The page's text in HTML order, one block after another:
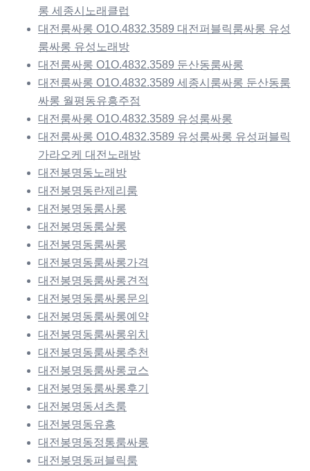
롱 세종시노래클럽
대전룸싸롱 O1O.4832.3589 대전퍼블릭룸싸롱 유성
룸싸롱 유성노래방
대전룸싸롱 O1O.4832.3589 둔산동룸싸롱
대전룸싸롱 O1O.4832.3589 세종시룸싸롱 둔산동룸
싸롱 월평동유흥주점
대전룸싸롱 O1O.4832.3589 유성룸싸롱
대전룸싸롱 O1O.4832.3589 유성룸싸롱 유성퍼블릭
가라오케 대전노래방
대전봉명동노래방
대전봉명동란제리룸
대전봉명동룸사롱
대전봉명동룸살롱
대전봉명동룸싸롱
대전봉명동룸싸롱가격
대전봉명동룸싸롱견적
대전봉명동룸싸롱문의
대전봉명동룸싸롱예약
대전봉명동룸싸롱위치
대전봉명동룸싸롱추천
대전봉명동룸싸롱코스
대전봉명동룸싸롱후기
대전봉명동셔츠룸
대전봉명동유흥
대전봉명동정통룸싸롱
대전봉명동퍼블릭룸